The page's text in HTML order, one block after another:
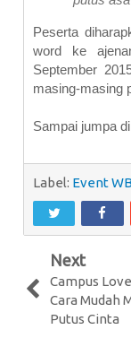
Peserta
word ke
September
masing-masing
Sampai jumpa
Label: Event WB
Next
Campus
Cara Mudah
Putus Cinta